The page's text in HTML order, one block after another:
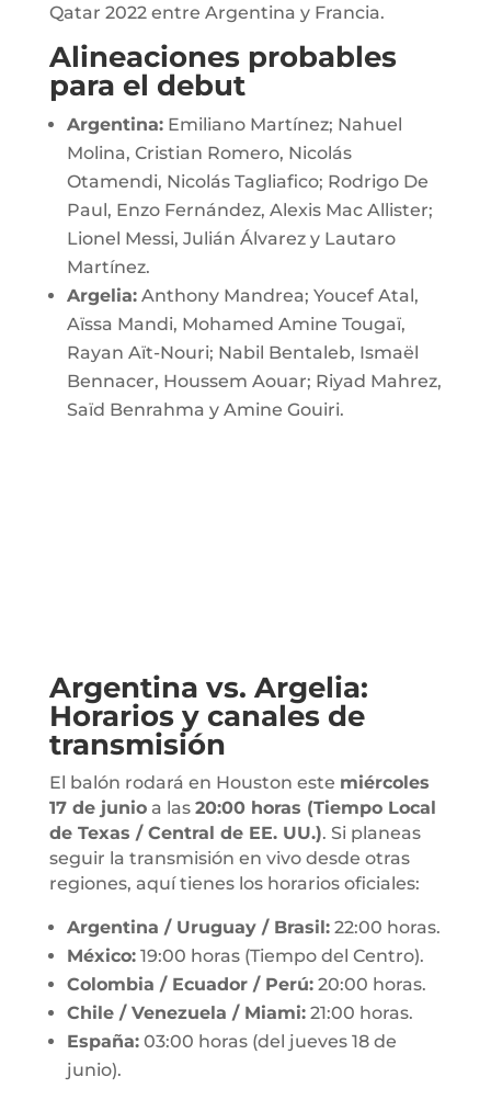
Qatar 2022 entre Argentina y Francia.
Alineaciones probables
para el debut
Argentina:Emiliano Martínez; Nahuel
Molina, Cristian Romero, Nicolás
Otamendi, Nicolás Tagliafico; Rodrigo De
Paul, Enzo Fernández, Alexis Mac Allister;
Lionel Messi, Julián Álvarez y Lautaro
Martínez.
Argelia:Anthony Mandrea; Youcef Atal,
Aïssa Mandi, Mohamed Amine Tougaï,
Rayan Aït-Nouri; Nabil Bentaleb, Ismaël
Bennacer, Houssem Aouar; Riyad Mahrez,
Saïd Benrahma y Amine Gouiri.
Argentina vs. Argelia:
Horarios y canales de
transmisión
El balón rodará en Houston este miércoles
17 de junioa las 20:00 horas (Tiempo Local
de Texas / Central de EE. UU.). Si planeas
seguir la transmisión en vivo desde otras
regiones, aquí tienes los horarios oficiales:
Argentina / Uruguay / Brasil:22:00 horas.
México:19:00 horas (Tiempo del Centro).
Colombia / Ecuador / Perú:20:00 horas.
Chile / Venezuela / Miami:21:00 horas.
España:03:00 horas (del jueves 18 de
junio).